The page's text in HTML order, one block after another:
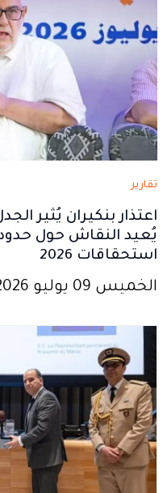
تقارير
اعتذار بنكيران يُثير
يُعيد النقاش حول
استحقاقات 2026
الخميس 09 يوليو 2026